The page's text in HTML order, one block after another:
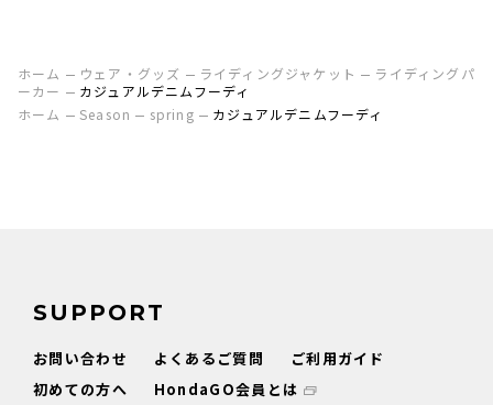
ホーム ウェア・グッズ ライディングジャケット
ライディングパ
ーカー
カジュアルデニムフーディ
ホーム
Season spring カジュアルデニムフーディ
SUPPORT
お問い合わせ よくあるご質問
ご利用ガイド
初めての方へ
HondaGO会員とは